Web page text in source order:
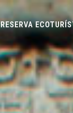
RESERVA